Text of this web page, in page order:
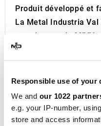
Responsible use of your
We and our 1022
e.g. your IP-number,
store and access
Produit développé et
La Metal Industria
sous le nom de MIVV,
Teramo, dans la
Au cours des deux
l'entreprise s'est
véhicules OEM. Ce
s'est orientée vers la